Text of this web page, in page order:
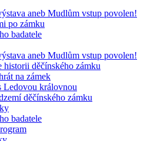
aneb Mudlům vstup povolen!
po zámku
badatele
aneb Mudlům vstup povolen!
historii děčínského zámku
na zámek
Ledovou královnou
děčínského zámku
badatele